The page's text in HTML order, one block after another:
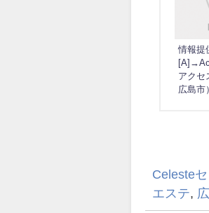
情報提
アクセ
広島市
Celeste
エステ